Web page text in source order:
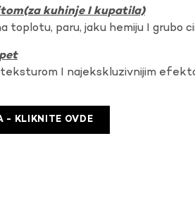
kuhinje I kupatila)
toplotu, paru, jaku hemiju I grubo
I najekskluzivnijim
- KLIKNITE OVDE